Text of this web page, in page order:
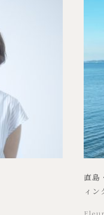
直島
ィン